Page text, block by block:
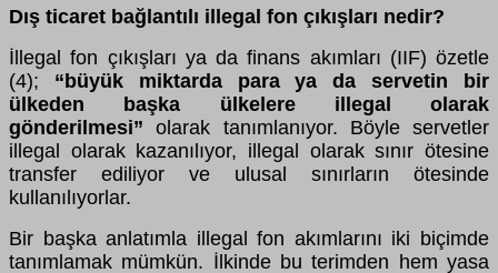
Dış ticaret bağlantılı illegal fon çıkışları nedir?
İllegal fon çıkışları ya da finans akımları (IIF) özetle
(4); “büyük miktarda para ya da servetin bir
ülkeden başka ülkelere illegal olarak
gönderilmesi” olarak tanımlanıyor. Böyle servetler
illegal olarak kazanılıyor, illegal olarak sınır ötesine
transfer ediliyor ve ulusal sınırların ötesinde
kullanılıyorlar.
Bir başka anlatımla illegal fon akımlarını iki biçimde
tanımlamak mümkün. İlkinde bu terimden hem yasa